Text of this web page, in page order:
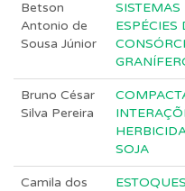
Betson
Antonio de
Sousa Júnior
ESPÉCIES
Bruno César
Silva Pereira
SOJA
Camila dos